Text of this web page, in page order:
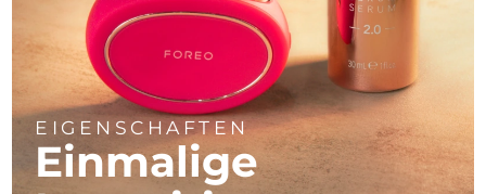
EIGENSCHAFTEN
Einmalige